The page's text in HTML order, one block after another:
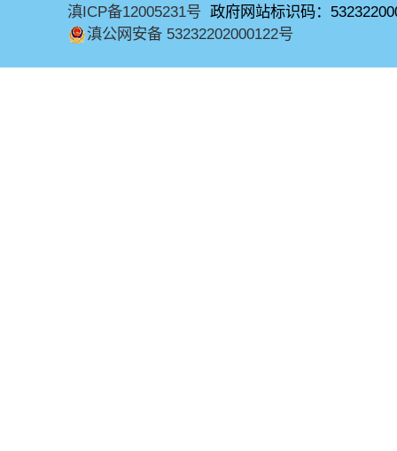
滇ICP备12005231号 政府网站标识码：
滇公网安备 53232202000122号